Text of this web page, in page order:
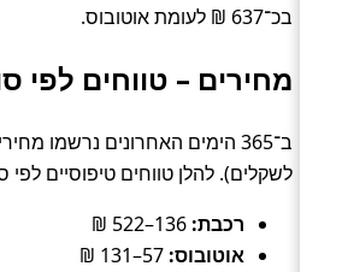
בכ־637 ₪ לעומת אוטובוס.
מחירים – טווחים לפי
ב־365 הימים האחרונים נרשמו
לשקלים). להלן טווחים טיפוסיים לפי
רכבת:
אוטובוס: